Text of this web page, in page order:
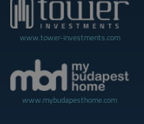
www.tower-investments.com
www.mybudapesthome.com